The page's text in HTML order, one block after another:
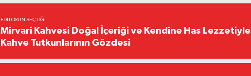
EDITÖRÜN SEÇTIĞI
Mirvari Kahvesi Doğal İçeriği ve Kendine Has Lezzetiyle
Kahve Tutkunlarının Gözdesi